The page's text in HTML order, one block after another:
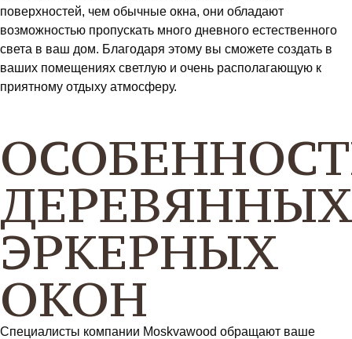
поверхностей, чем обычные окна, они обладают
возможностью пропускать много дневного естественного
света в ваш дом. Благодаря этому вы сможете создать в
ваших помещениях светлую и очень располагающую к
приятному отдыху атмосферу.
ЭРКЕРНЫХ
ОКОН
Специалисты компании Moskvawood обращают ваше